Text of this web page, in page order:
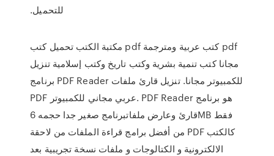
للتحميل.
مكتبة الكتب تحميل كتب pdf كتب عربية ومترجمة pdf
مجانا كتب تنمية بشرية وكتب تاريخ وكتب إسلامية تنزيل
برنامج PDF Reader للكمبيوتر مجانا. تنزيل قارئ ملفات
PDF عربي مجاني للكمبيوتر. PDF Reader هو برنامج
قارئ وعارض ملفاتبرنامج صغير جدا حجمه 6MB فقط
من أفضل برامج قراءة الملفات من لاحقة PDF كالكتب
الالكترونية و الكتالوجات و ملفات نسخة تجريبية بعد